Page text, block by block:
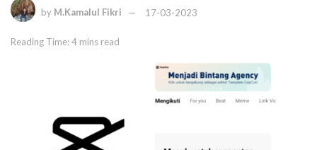
by M.Kamalul Fikri 17-03-2023
Reading Time: 4 mins read